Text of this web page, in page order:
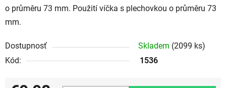
o průměru 73 mm. Použití víčka s plechovkou o průměru 73
mm.
Dostupnosť Skladem (2099 ks)
Kód:
1536